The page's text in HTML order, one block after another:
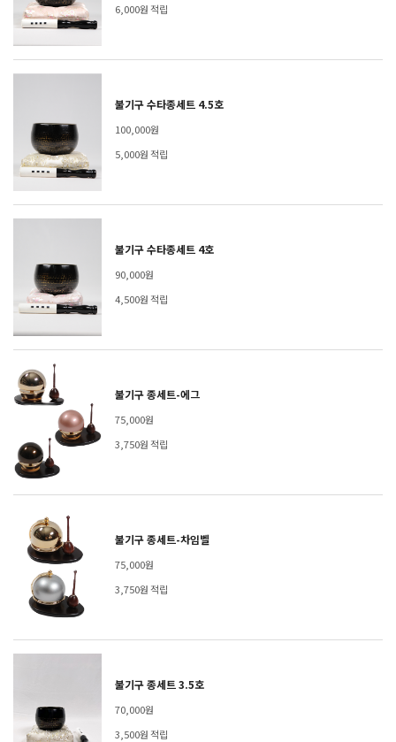
6,000원 적립
불기구 수타종세트 4.5호
100,000원
5,000원 적립
불기구 수타종세트 4호
90,000원
4,500원 적립
불기구 종세트-에그
75,000원
3,750원 적립
불기구 종세트-차임벨
75,000원
3,750원 적립
불기구 종세트 3.5호
70,000원
3,500원 적립